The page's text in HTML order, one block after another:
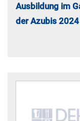
Ausbildung im
der Azubis